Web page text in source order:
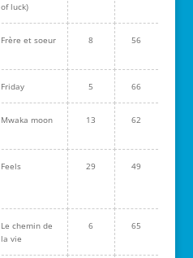
of luck)
Frère et soeur 8 56
Friday 5 66
Mwaka moon 13 62
Feels 29 49
Le chemin de
la vie
6 65